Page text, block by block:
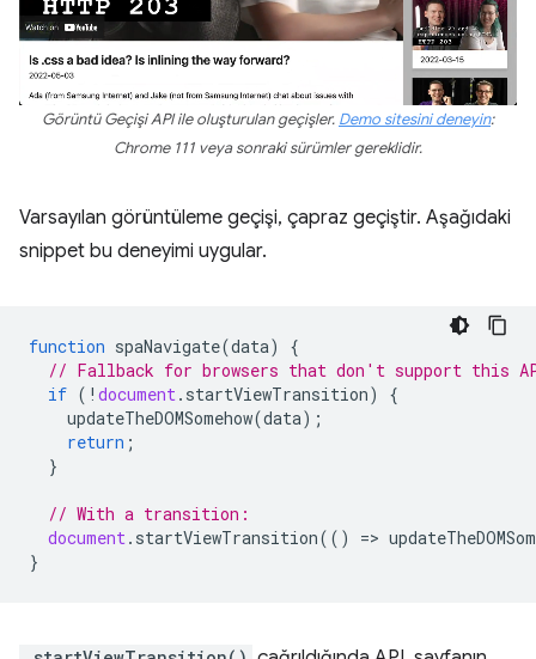
Görüntü Geçişi API ile oluşturulan geçişler. Demo sitesini deneyin:
Chrome 111 veya sonraki sürümler gereklidir.
Varsayılan görüntüleme geçişi, çapraz geçiştir. Aşağıdaki
snippet bu deneyimi uygular.
function spaNavigate(data)
{
// Fallback for browsers that don't support this
if ( ! document. startViewTransition)
{
updateTheDOMSomehow(data);
return ;
}
// With a transition:
document. startViewTransition(() =>
}